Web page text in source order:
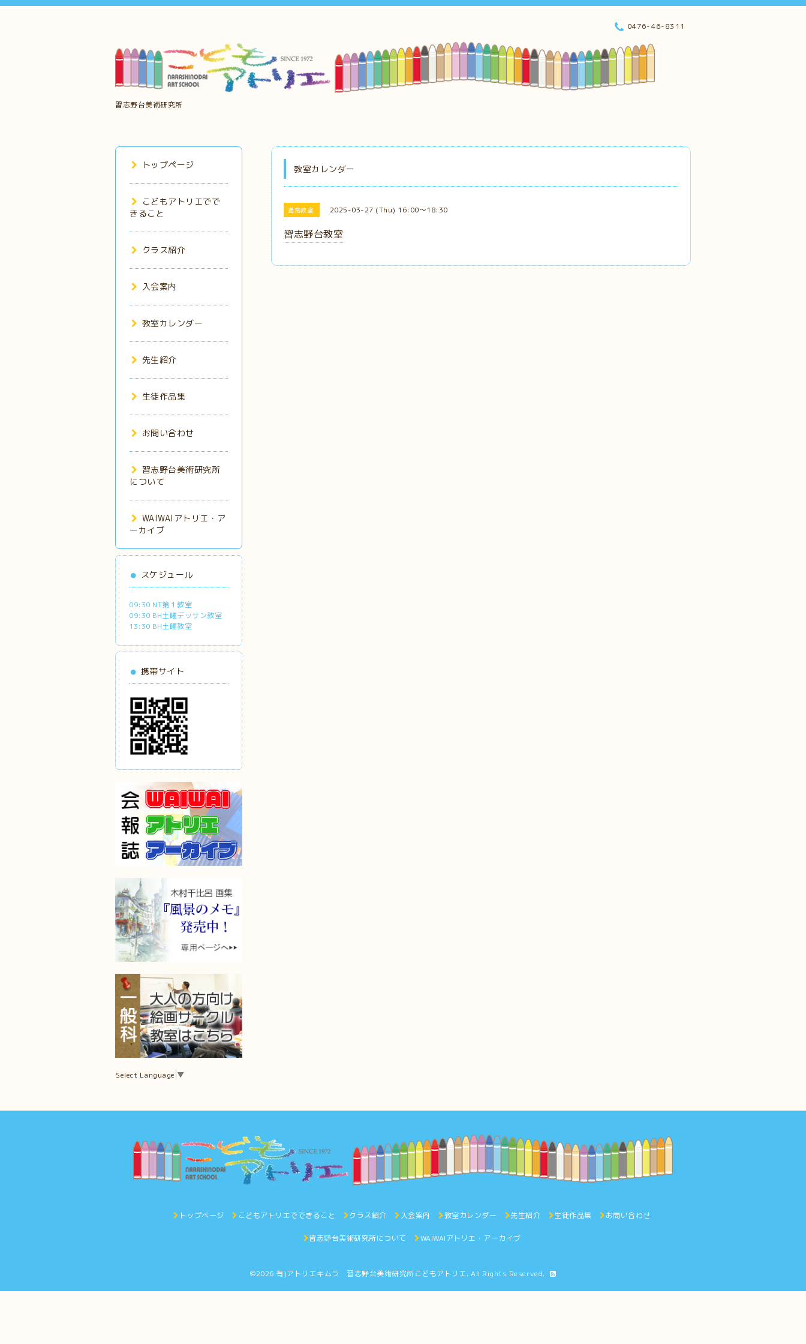
習志野台美術研究所
0476-46-8311
教室カレンダー
通常教室 2025-03-27 (Thu) 16:00～18:30
習志野台教室
トップページ
こどもアトリエでで
きること
クラス紹介
入会案内
教室カレンダー
先生紹介
生徒作品集
お問い合わせ
習志野台美術研究所
について
WAIWAIアトリエ・ア
ーカイブ
スケジュール
09:30 NT第１教室
09:30 BH土曜デッサン教室
13:30 BH土曜教室
携帯サイト
Select Language ▼
トップページ こどもアトリエでできること クラス紹介 入会案内 教室カレンダー 先生紹介 生徒作品集 お問い合わせ
習志野台美術研究所について WAIWAIアトリエ・アーカイブ
©2026 有)アトリエキムラ 習志野台美術研究所こどもアトリエ. All Rights Reserved.